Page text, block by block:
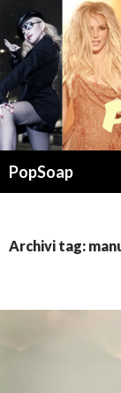
PopSoap
Archivi tag: